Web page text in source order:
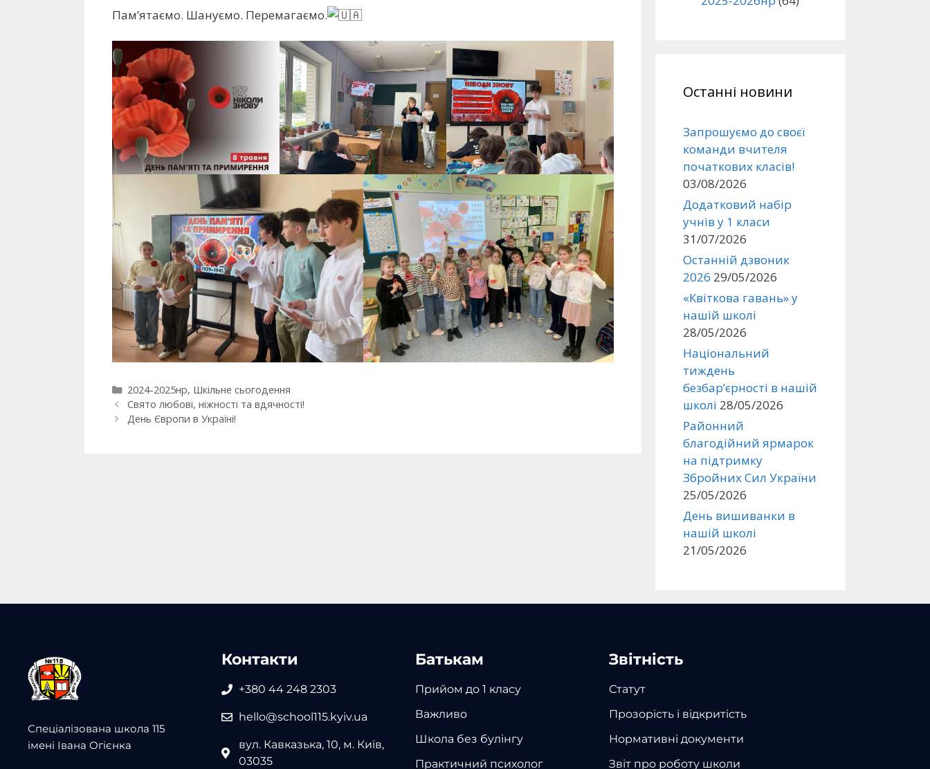
Пам’ятаємо. Шануємо. Перемагаємо.
2024-2025нр, Шкільне сьогодення
Свято любові, ніжності та вдячності!
День Європи в Україні!
Останні новини
Запрошуємо до своєї
команди вчителя
початкових класів!
03/08/2026
Додатковий набір
учнів у 1 класи
31/07/2026
Останній дзвоник
2026 29/05/2026
«Квіткова гавань» у
нашій школі
28/05/2026
Національний
тиждень
безбар’єрності в нашій
школі 28/05/2026
Районний
благодійний ярмарок
на підтримку
Збройних Сил України
25/05/2026
День вишиванки в
нашій школі
21/05/2026
Спеціалізована школа 115
імені Івана Огієнка
Контакти
+380 44 248 2303
hello@school115.kyiv.ua
вул. Кавказька, 10, м. Київ,
03035
Батькам
Прийом до 1 класу
Важливо
Школа без булінгу
Практичний психолог
Звітність
Статут
Прозорість і відкритість
Нормативні документи
Звіт про роботу школи